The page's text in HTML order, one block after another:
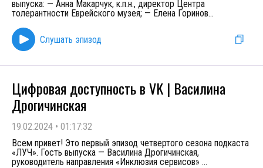
выпуска: — Анна Макарчук, к.п.н., директор Центра
толерантности Еврейского музея; — Елена Горинов...
Слушать эпизод
Цифровая доступность в VK | Василина
Дрогичинская
19.02.2024 • 01:17:32
Всем привет! Это первый эпизод четвертого сезона подкаста
«ЛУЧ». Гость выпуска — Василина Дрогичинская,
руководитель направления «Инклюзия сервисов» ...